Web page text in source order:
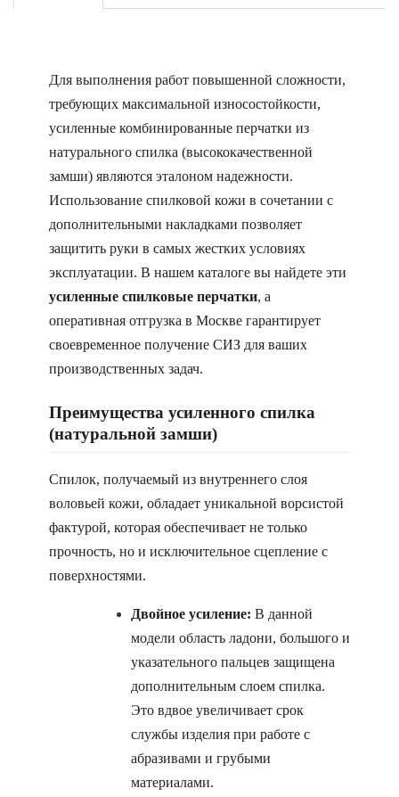
Для выполнения работ повышенной сложности,
требующих максимальной износостойкости,
усиленные комбинированные перчатки из
натурального спилка (высококачественной
замши) являются эталоном надежности.
Использование спилковой кожи в сочетании с
дополнительными накладками позволяет
защитить руки в самых жестких условиях
эксплуатации. В нашем каталоге вы найдете эти
усиленные спилковые перчатки, а
оперативная отгрузка в Москве гарантирует
своевременное получение СИЗ для ваших
производственных задач.
Преимущества усиленного спилка
(натуральной замши)
Спилок, получаемый из внутреннего слоя
воловьей кожи, обладает уникальной ворсистой
фактурой, которая обеспечивает не только
прочность, но и исключительное сцепление с
поверхностями.
Двойное усиление: В данной
модели область ладони, большого и
указательного пальцев защищена
дополнительным слоем спилка.
Это вдвое увеличивает срок
службы изделия при работе с
абразивами и грубыми
материалами.